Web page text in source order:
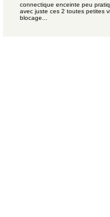
connectique enceinte peu
avec juste ces 2 toutes petites
blocage...